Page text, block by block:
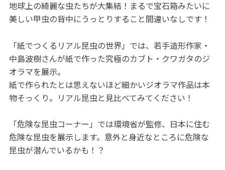
地球上の綺麗な虫たちが大集結！まるで宝石箱みたいに
美しい甲虫の背中にうっとりすること間違いなしです！
「紙でつくるリアル昆虫の世界」では、若手造形作家・
中島波樹さんが紙で作った究極のカブト・クワガタのジ
オラマを展示。
紙で作られたとは思えないほど細かいジオラマ作品は本
物そっくり。リアル昆虫と見比べてみてください！
「危険な昆虫コーナー」では環境省が監修、日本に住む
危険な昆虫を展示します。意外と身近なところに危険な
昆虫が潜んでいるかも！？